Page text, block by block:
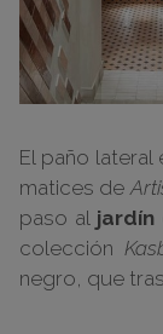
El paño
matices de
paso al jardín
colección
negro, que